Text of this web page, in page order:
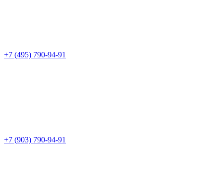
+7 (495) 790-94-91
+7 (903) 790-94-91